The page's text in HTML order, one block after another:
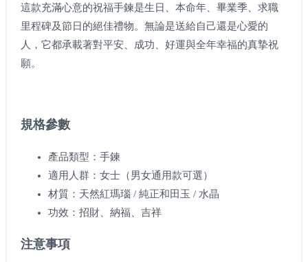
這款充滿心意的祝福手鍊是生日、本命年、畢業季、求職
里程碑及節日的絕佳禮物。無論是送給自己還是心愛的
人，它都承載著對平安、成功、好運與全年幸福的真摯祝
願。
規格參數
產品類型：手鍊
適用人群：女士（男女通用款可選）
材質：天然紅瑪瑙 / 純正和田玉 / 水晶
功效：招財、納福、吉祥
注意事項